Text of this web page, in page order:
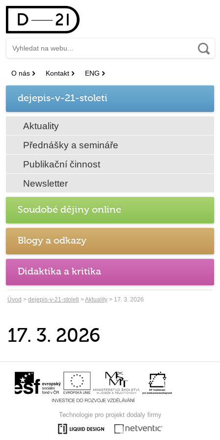
O nás Kontakt ENG
dejepis-v-21-stoleti
Aktuality
Přednášky a semináře
Publikační činnost
Newsletter
Soudobé dějiny online
Blogy a odkazy
Didaktika a kritika
Úvod > dejepis-v-21-stoleti >Aktuality > 17. 3. 2026
17. 3. 2026
Technologie pro projekt dodaly firmy